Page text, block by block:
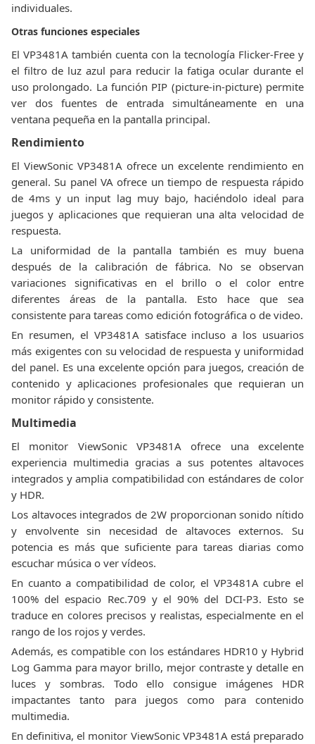
individuales.
Otras funciones especiales
El VP3481A también cuenta con la tecnología Flicker-Free y
el filtro de luz azul para reducir la fatiga ocular durante el
uso prolongado. La función PIP (picture-in-picture) permite
ver dos fuentes de entrada simultáneamente en una
ventana pequeña en la pantalla principal.
Rendimiento
El ViewSonic VP3481A ofrece un excelente rendimiento en
general. Su panel VA ofrece un tiempo de respuesta rápido
de 4ms y un input lag muy bajo, haciéndolo ideal para
juegos y aplicaciones que requieran una alta velocidad de
respuesta.
La uniformidad de la pantalla también es muy buena
después de la calibración de fábrica. No se observan
variaciones significativas en el brillo o el color entre
diferentes áreas de la pantalla. Esto hace que sea
consistente para tareas como edición fotográfica o de video.
En resumen, el VP3481A satisface incluso a los usuarios
más exigentes con su velocidad de respuesta y uniformidad
del panel. Es una excelente opción para juegos, creación de
contenido y aplicaciones profesionales que requieran un
monitor rápido y consistente.
Multimedia
El monitor ViewSonic VP3481A ofrece una excelente
experiencia multimedia gracias a sus potentes altavoces
integrados y amplia compatibilidad con estándares de color
y HDR.
Los altavoces integrados de 2W proporcionan sonido nítido
y envolvente sin necesidad de altavoces externos. Su
potencia es más que suficiente para tareas diarias como
escuchar música o ver vídeos.
En cuanto a compatibilidad de color, el VP3481A cubre el
100% del espacio Rec.709 y el 90% del DCI-P3. Esto se
traduce en colores precisos y realistas, especialmente en el
rango de los rojos y verdes.
Además, es compatible con los estándares HDR10 y Hybrid
Log Gamma para mayor brillo, mejor contraste y detalle en
luces y sombras. Todo ello consigue imágenes HDR
impactantes tanto para juegos como para contenido
multimedia.
En definitiva, el monitor ViewSonic VP3481A está preparado